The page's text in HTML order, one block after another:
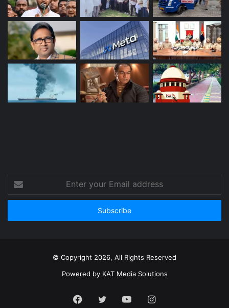
your
Email
© Copyright 2026, All Rights Reserved
Powered by KAT Media Solutions
Facebook
TwitterYouTubeInstagram